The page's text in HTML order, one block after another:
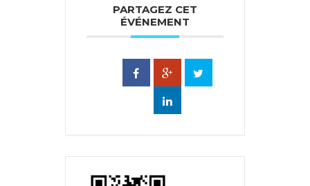
PARTAGEZ CET
ÉVÉNEMENT